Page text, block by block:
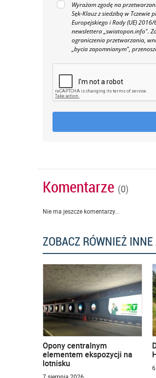
Wyrażam zgodę na
Sęk-Klauz z siedzibą w
Europejskiego i Rady (UE)
newslettera „swiatopon.info".
ograniczenia przetwarzania,
„bycia zapomnianym",
Komentarze (0)
Nie ma jeszcze komentarzy...
ZOBACZ RÓWNIEŻ
Opony centralnym
elementem ekspozycji na
lotnisku